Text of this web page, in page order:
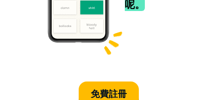
呢。
免費註冊